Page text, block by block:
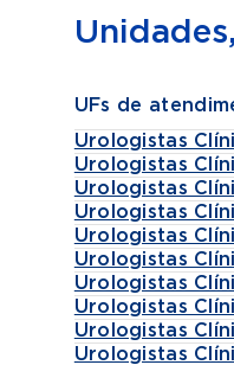
UFs de
Urologistas
Urologistas
Urologistas
Urologistas
Urologistas
Urologistas
Urologistas
Urologistas
Urologistas
Urologistas